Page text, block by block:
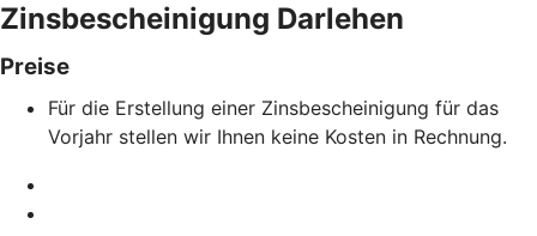
Zinsbescheinigung Darlehen
Preise
Für die Erstellung einer Zinsbescheinigung für das
Vorjahr stellen wir Ihnen keine Kosten in Rechnung.